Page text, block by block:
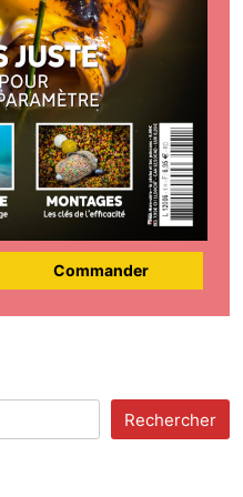
Commander
Rechercher